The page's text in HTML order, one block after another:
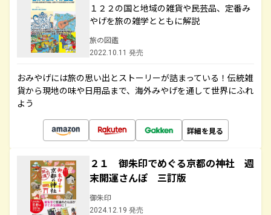
１２２の国と地域の雑貨や民芸品、定番み
やげを旅の雑学とともに解説
旅の図鑑
2022.10.11 発売
おみやげには旅の思い出とストーリーが詰まっている！伝統雑
貨から現地の味や日用品まで、海外みやげを通して世界にふれ
よう
詳細を見る
２１ 御朱印でめぐる京都の神社 週
末開運さんぽ 三訂版
御朱印
2024.12.19 発売